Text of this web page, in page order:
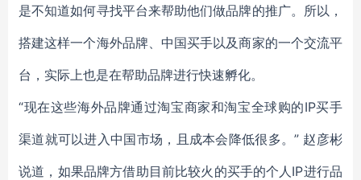
是不知道如何寻找平台来帮助他们做品牌的推广。所以，
搭建这样一个海外品牌、中国买手以及商家的一个交流平
台，实际上也是在帮助品牌进行快速孵化。
“现在这些海外品牌通过淘宝商家和淘宝全球购的IP买手
渠道就可以进入中国市场，且成本会降低很多。” 赵彦彬
说道，如果品牌方借助目前比较火的买手的个人IP进行品